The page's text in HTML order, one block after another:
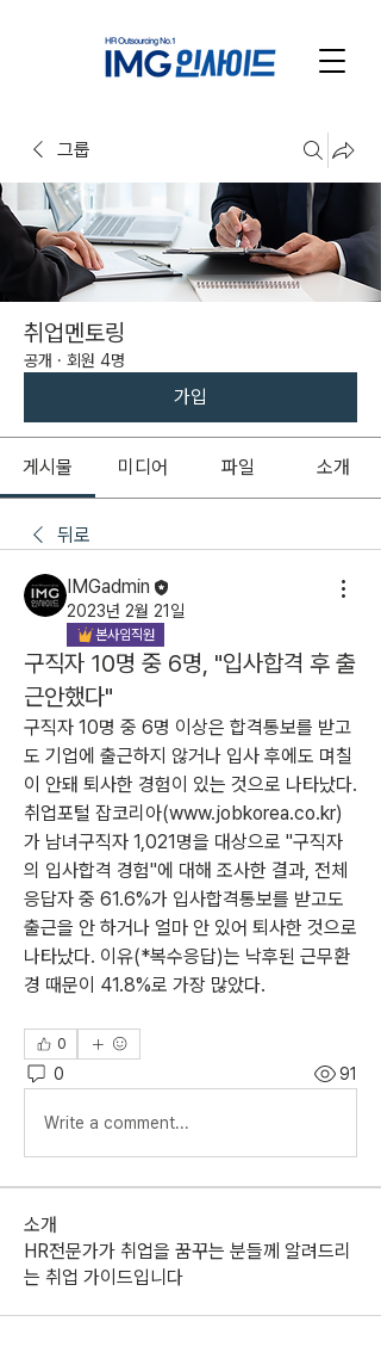
그룹
취업멘토링
공개 · 회원 4명
가입
게시물 미디어 파일 소개
뒤로
IMGadmin
2023년 2월 21일
본사임직원
구직자 10명 중 6명, "입사합격 후 출
근안했다"
구직자 10명 중 6명 이상은 합격통보를 받고
도 기업에 출근하지 않거나 입사 후에도 며칠
이 안돼 퇴사한 경험이 있는 것으로 나타났다.
취업포털 잡코리아(www.jobkorea.co.kr)
가 남녀구직자 1,021명을 대상으로 "구직자
의 입사합격 경험"에 대해 조사한 결과, 전체
응답자 중 61.6%가 입사합격통보를 받고도
출근을 안 하거나 얼마 안 있어 퇴사한 것으로
나타났다. 이유(*복수응답)는 낙후된 근무환
경 때문이 41.8%로 가장 많았다.
0
0 91
Write a comment...
소개
HR전문가가 취업을 꿈꾸는 분들께 알려드리
는 취업 가이드입니다